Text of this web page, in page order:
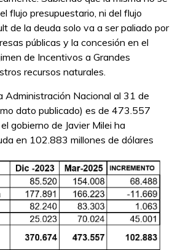
flujo presupuestario, ni del flujo
de la deuda solo va a ser paliado por
públicas y la concesión en el
de Incentivos a Grandes
recursos naturales.
Administración Nacional al 31 de
dato publicado) es de 473.557
gobierno de Javier Milei ha
en 102.883 millones de dólares